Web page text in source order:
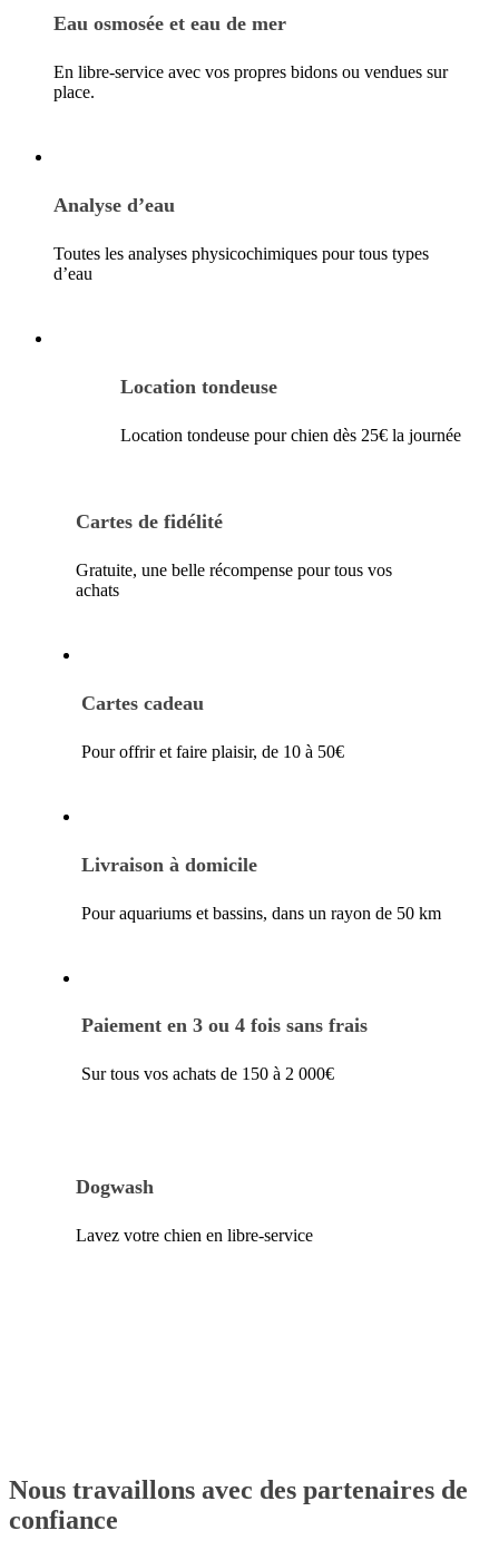
Eau osmosée et eau de mer
En libre-service avec vos propres bidons ou vendues sur
place.
Analyse d’eau
Toutes les analyses physicochimiques pour tous types
d’eau
Location tondeuse
Location tondeuse pour chien dès 25€ la journée
Cartes de fidélité
Gratuite, une belle récompense pour tous vos
achats
Cartes cadeau
Pour offrir et faire plaisir, de 10 à 50€
Livraison à domicile
Pour aquariums et bassins, dans un rayon de 50 km
Paiement en 3 ou 4 fois sans frais
Sur tous vos achats de 150 à 2 000€
Dogwash
Lavez votre chien en libre-service
Nous travaillons avec des partenaires de
confiance